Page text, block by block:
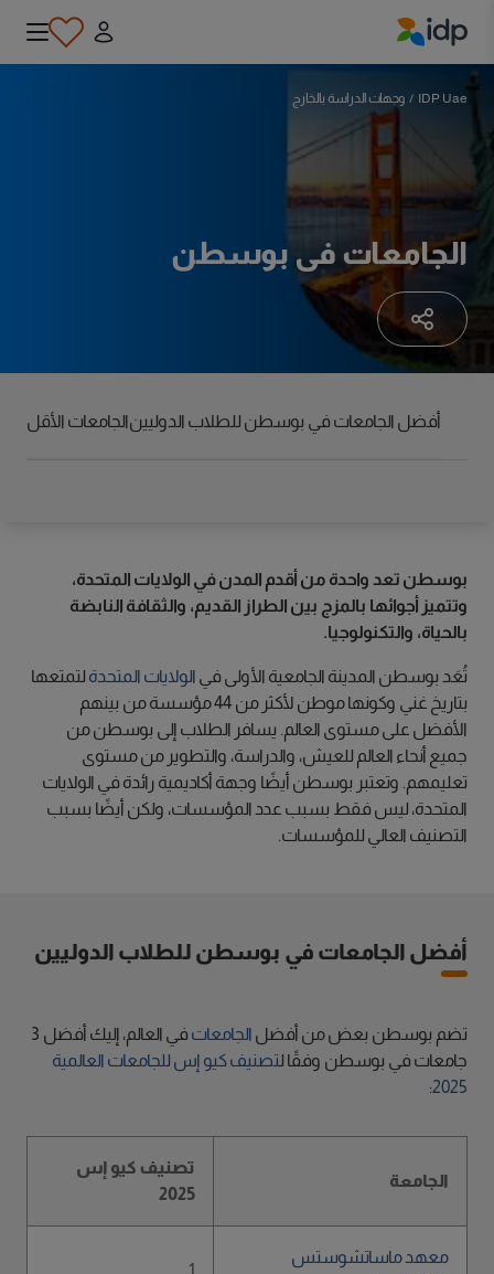
IDP Uae
/ وجهات الدراسة بالخارج
الجامعات في بوسطن
أفضل الجامعات في بوسطن للطلاب الدوليينالجامعات الأقل
بوسطن تعد واحدة من أقدم المدن في الولايات المتحدة،
وتتميز أجوائها بالمزج بين الطراز القديم، والثقافة النابضة
بالحياة، والتكنولوجيا.
تُعَد بوسطن المدينة الجامعية الأولى في الولايات المتحدة لتمتعها
بتاريخ غني وكونها موطن لأكثر من 44 مؤسسة من بينهم
الأفضل على مستوى العالم. يسافر الطلاب إلى بوسطن من
جميع أنحاء العالم للعيش، والدراسة، والتطوير من مستوى
تعليمهم. وتعتبر بوسطن أيضًا وجهة أكاديمية رائدة في الولايات
المتحدة، ليس فقط بسبب عدد المؤسسات، ولكن أيضًا بسبب
التصنيف العالي للمؤسسات.
أفضل الجامعات في بوسطن للطلاب الدوليين
تضم بوسطن بعض من أفضل الجامعات
في العالم، إليك أفضل 3
جامعات في بوسطن وفقًا لتصنيف كيو إس للجامعات العالمية
2025
:
الجامعة
تصنيف كيو إس
2025
معهد ماساتشوستس
1